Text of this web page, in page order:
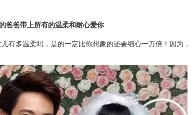
爸爸带上所有的温柔和耐心爱你
有多温柔吗，是的一定比你想象的还要细心一万倍！因为，